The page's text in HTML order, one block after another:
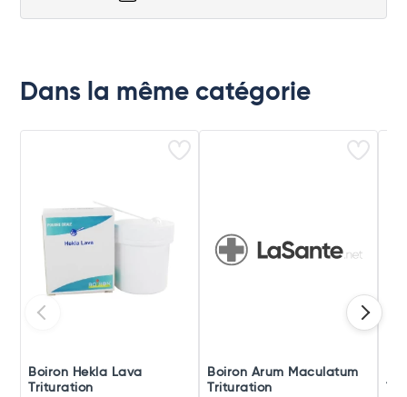
Dans la même catégorie
Boiron Hekla Lava
Trituration
Boiron Arum Maculatum
Trituration